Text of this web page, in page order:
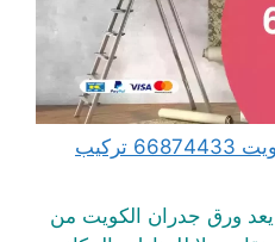
فني تركيب ورق جدران الكويت 66874433 تركيب
ورق جدران الكويت من